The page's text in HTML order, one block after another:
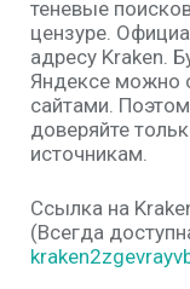
теневые
цензуре.
адресу Kraken.
Яндексе можно
сайтами.
доверяйте
источникам.
Ссылка на
(Всегда